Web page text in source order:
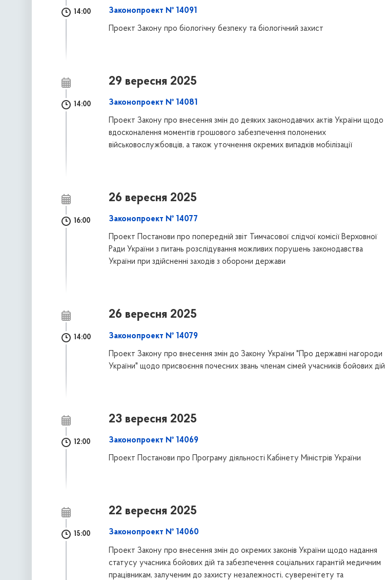
14:00 Законопроект № 14091
Проект Закону про біологічну безпеку та біологічний захист
29 вересня 2025
14:00 Законопроект № 14081
Проект Закону про внесення змін до деяких законодавчих актів України щодо
вдосконалення моментів грошового забезпечення полонених
військовослужбовців, а також уточнення окремих випадків мобілізації
26 вересня 2025
16:00 Законопроект № 14077
Проект Постанови про попередній звіт Тимчасової слідчої комісії Верховної
Ради України з питань розслідування можливих порушень законодавства
України при здійсненні заходів з оборони держави
26 вересня 2025
14:00 Законопроект № 14079
Проект Закону про внесення змін до Закону України "Про державні нагороди
України" щодо присвоєння почесних звань членам сімей учасників бойових дій
23 вересня 2025
12:00 Законопроект № 14069
Проект Постанови про Програму діяльності Кабінету Міністрів України
22 вересня 2025
15:00 Законопроект № 14060
Проект Закону про внесення змін до окремих законів України щодо надання
статусу учасника бойових дій та забезпечення соціальних гарантій медичним
працівникам, залученим до захисту незалежності, суверенітету та